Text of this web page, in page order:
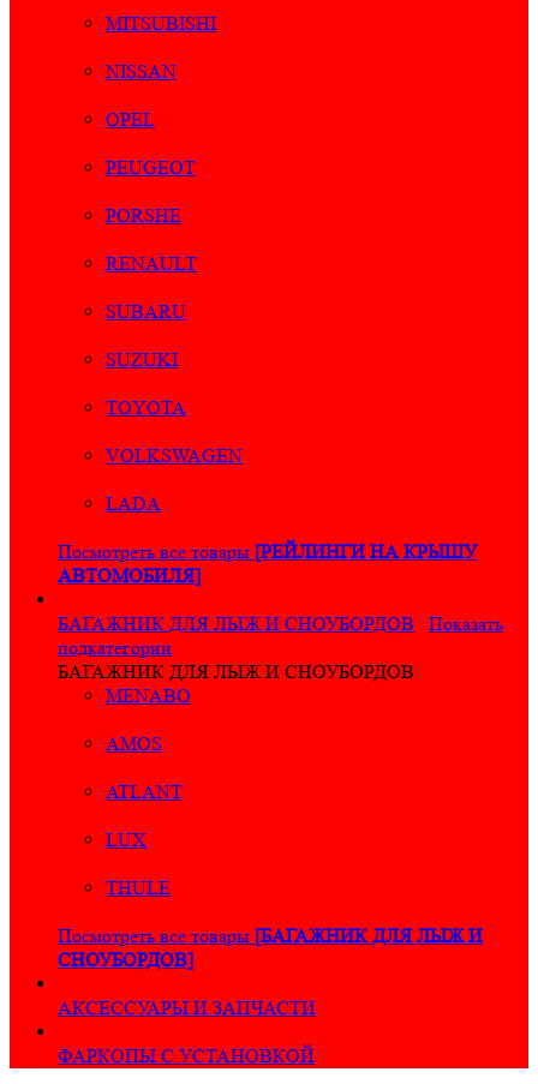
MITSUBISHI
NISSAN
OPEL
PEUGEOT
PORSHE
RENAULT
SUBARU
SUZUKI
TOYOTA
VOLKSWAGEN
LADA
Посмотреть все товары [РЕЙЛИНГИ НА КРЫШУ
АВТОМОБИЛЯ]
БАГАЖНИК ДЛЯ ЛЫЖ И СНОУБОРДОВ
Показать
подкатегории
БАГАЖНИК ДЛЯ ЛЫЖ И СНОУБОРДОВ
MENABO
AMOS
ATLANT
LUX
THULE
Посмотреть все товары [БАГАЖНИК ДЛЯ ЛЫЖ И
СНОУБОРДОВ]
АКСЕССУАРЫ И ЗАПЧАСТИ
ФАРКОПЫ С УСТАНОВКОЙ